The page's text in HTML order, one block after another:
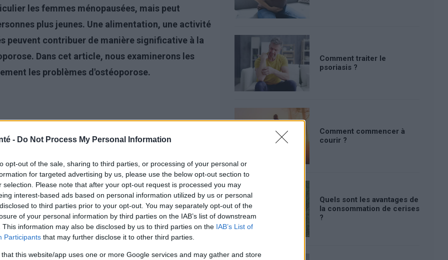
- Do Not Process My Personal Information
opt-out of the sale, sharing to third parties, or processing of your personal or
for targeted advertising by us, please use the below opt-out section to
selection. Please note that after your opt-out request is processed you may
interest-based ads based on personal information utilized by us or personal
to third parties prior to your opt-out. You may separately opt-out of the
of your personal information by third parties on the IAB’s list of downstream
This information may also be disclosed by us to third parties on the IAB’s List of
Participants that may further disclose it to other third parties.
that this website/app uses one or more Google services and may gather and store
les femmes ménopausées, mais peut
plus jeunes. Une alimentation, une activité
peuvent contribuer de manière significative à la
Dans cet article, nous examinerons les
les problèmes d'ostéoporose.
Comment traiter le
psoriasis ?
Comment commencer à
courir ?
Quels sont les avantages de
la consommation de cerises
?